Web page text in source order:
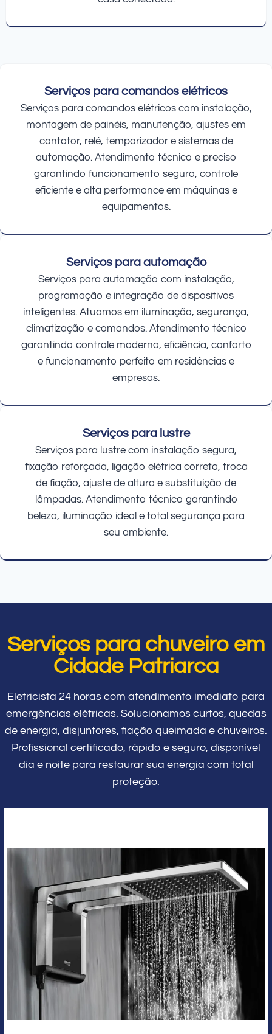
Serviços para comandos elétricos
Serviços para comandos elétricos com instalação,
montagem de painéis, manutenção, ajustes em
contator, relé, temporizador e sistemas de
automação. Atendimento técnico e preciso
garantindo funcionamento seguro, controle
eficiente e alta performance em máquinas e
equipamentos.
Serviços para automação
Serviços para automação com instalação,
programação e integração de dispositivos
inteligentes. Atuamos em iluminação, segurança,
climatização e comandos. Atendimento técnico
garantindo controle moderno, eficiência, conforto
e funcionamento perfeito em residências e
empresas.
Serviços para lustre
Serviços para lustre com instalação segura,
fixação reforçada, ligação elétrica correta, troca
de fiação, ajuste de altura e substituição de
lâmpadas. Atendimento técnico garantindo
beleza, iluminação ideal e total segurança para
seu ambiente.
Serviços para chuveiro em
Cidade Patriarca
Eletricista 24 horas com atendimento imediato para
emergências elétricas. Solucionamos curtos, quedas
de energia, disjuntores, fiação queimada e chuveiros.
Profissional certificado, rápido e seguro, disponível
dia e noite para restaurar sua energia com total
proteção.